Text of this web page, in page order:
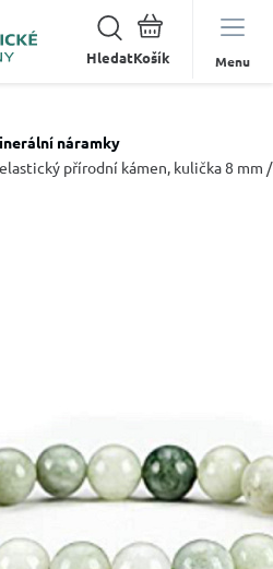
Hledat Menu
náramky
přírodní kámen, kulička 8 mm